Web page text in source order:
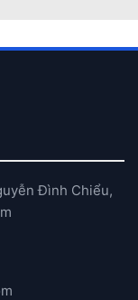
Đình Chiểu,